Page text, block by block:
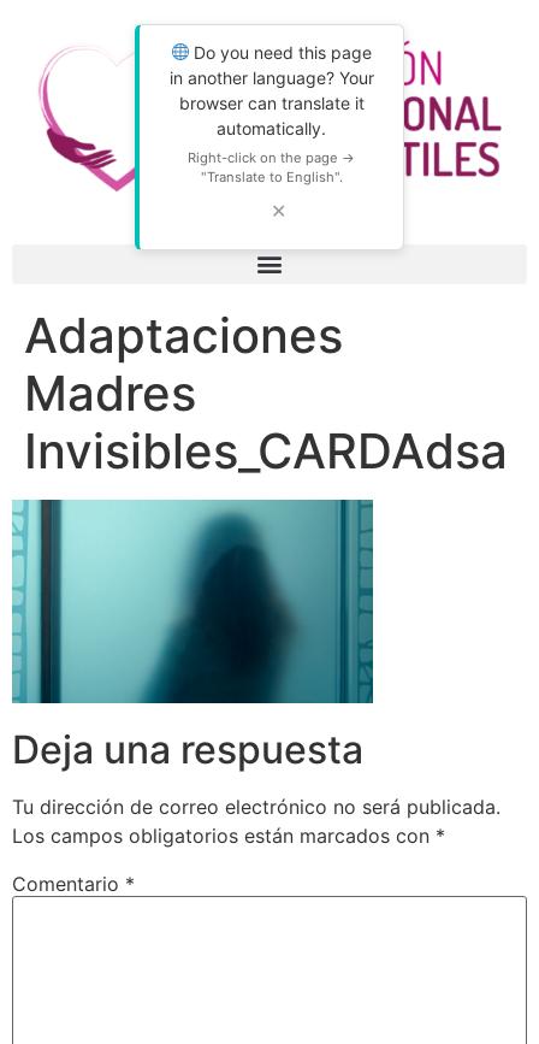
Do you need this page
in another language? Your
browser can translate it
automatically.
Right-click on the page →
"Translate to English".
✕
Adaptaciones
Madres
Invisibles_CARDAdsa
Deja una respuesta
Tu dirección de correo electrónico no será publicada.
Los campos obligatorios están marcados con *
Comentario *